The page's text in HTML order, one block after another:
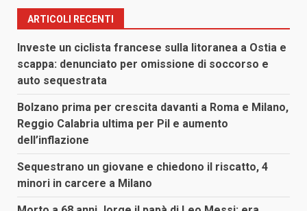
ARTICOLI RECENTI
Investe un ciclista francese sulla litoranea a Ostia e
scappa: denunciato per omissione di soccorso e
auto sequestrata
Bolzano prima per crescita davanti a Roma e Milano,
Reggio Calabria ultima per Pil e aumento
dell’inflazione
Sequestrano un giovane e chiedono il riscatto, 4
minori in carcere a Milano